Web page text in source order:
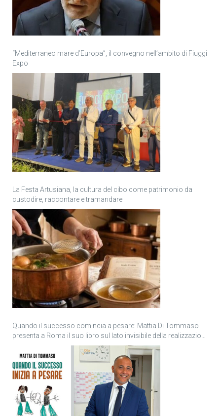
“Mediterraneo mare d’Europa”, il convegno nell’ambito di Fiuggi
Expo
La Festa Artusiana, la cultura del cibo come patrimonio da
custodire, raccontare e tramandare
Quando il successo comincia a pesare: Mattia Di Tommaso
presenta a Roma il suo libro sul lato invisibile della realizzazione